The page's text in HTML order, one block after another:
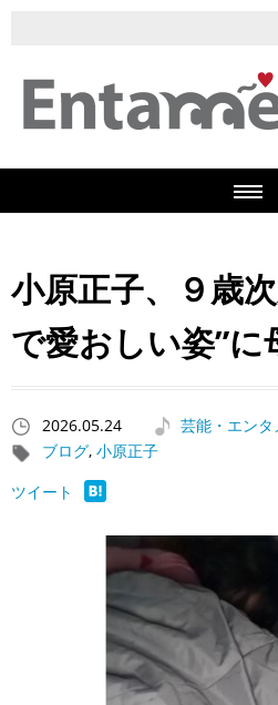
小原正子、９歳
で愛おしい姿”に
2026.05.24
芸能・エンタ
ブログ, 小原正子
ツイート